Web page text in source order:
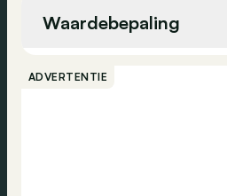
Waardebepaling
ADVERTENTIE